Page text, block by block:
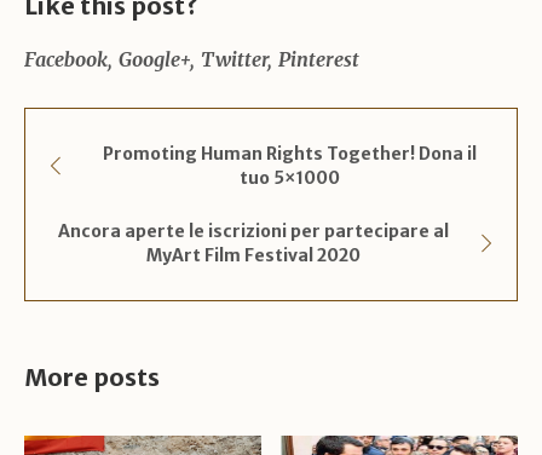
Facebook Google+ Twitter Pinterest
Promoting Human Rights Together! Dona il
tuo 5×1000
Ancora aperte le iscrizioni per partecipare al
MyArt Film Festival 2020
More posts